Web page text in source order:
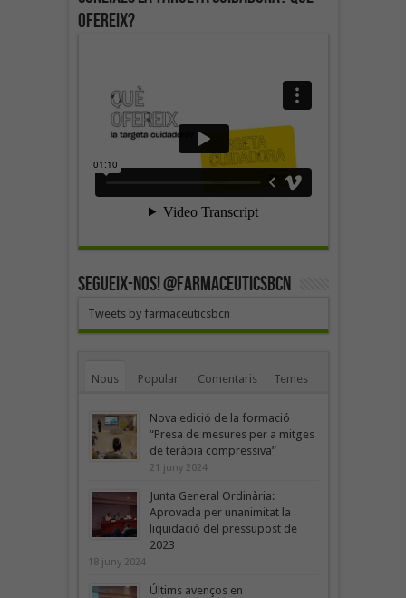
ofereix?
SEGUEIX-NOS! @farmaceuticsbcn
Tweets by farmaceuticsbcn
Nous Popular Comentaris Temes
Nova edició de la formació
“Presa de mesures per a mitges
de teràpia compressiva”
21 juny 2024
Junta General Ordinària:
Aprovada per unanimitat la
liquidació del pressupost de
2023
18 juny 2024
Últims avenços en